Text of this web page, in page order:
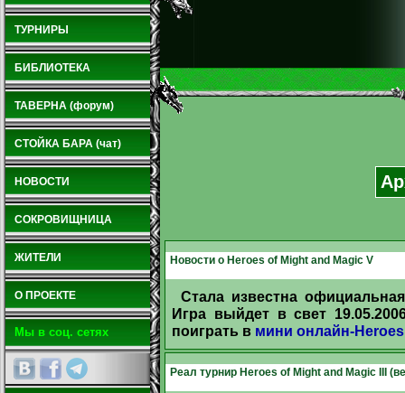
ТУРНИРЫ
БИБЛИОТЕКА
ТАВЕРНА (форум)
СТОЙКА БАРА (чат)
НОВОСТИ
СОКРОВИЩНИЦА
ЖИТЕЛИ
О ПРОЕКТЕ
Мы в соц. сетях
Новости о Heroes of Might and Magic V
Стала известна
Игра выйдет в свет
поиграть в мини oнлайн-Heroes
Реал турнир Heroes of Might and Magic III